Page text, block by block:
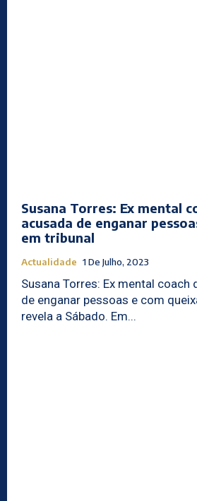
Susana Torres: Ex mental
acusada de enganar
em tribunal
Actualidade 1 De Julho, 2023
Susana Torres: Ex mental coach
de enganar pessoas e com
revela a Sábado. Em...